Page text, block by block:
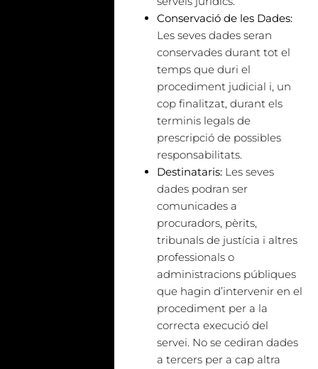
Conservació de les Dades:
Les seves dades seran
conservades durant tot el
temps que duri el
procediment judicial i, un
cop finalitzat, durant els
terminis legals de
prescripció de possibles
responsabilitats.
Destinataris: Les seves
dades podran ser
comunicades a
procuradors, pèrits,
tribunals de justícia i altres
professionals o
administracions públiques
que hagin d’intervenir en el
procediment per a la
correcta execució del
servei. No se cediran dades
a tercers per a cap altra